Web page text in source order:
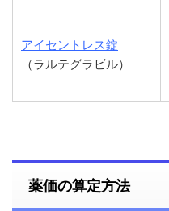
アイセントレス錠
（ラルテグラビル）
薬価の算定方法